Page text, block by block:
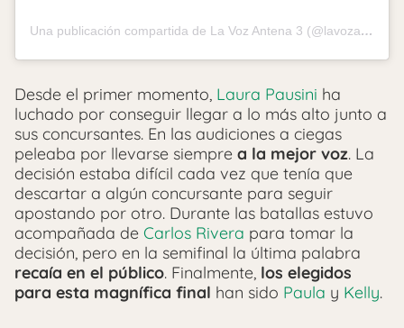
Una publicación compartida de La Voz Antena 3 (@lavozantena3)
Desde el primer momento, Laura Pausini ha
luchado por conseguir llegar a lo más alto junto a
sus concursantes. En las audiciones a ciegas
peleaba por llevarse siempre a la mejor voz. La
decisión estaba difícil cada vez que tenía que
descartar a algún concursante para seguir
apostando por otro. Durante las batallas estuvo
acompañada de Carlos Rivera para tomar la
decisión, pero en la semifinal la última palabra
recaía en el público. Finalmente, los elegidos
para esta magnífica final han sido Paula y Kelly.